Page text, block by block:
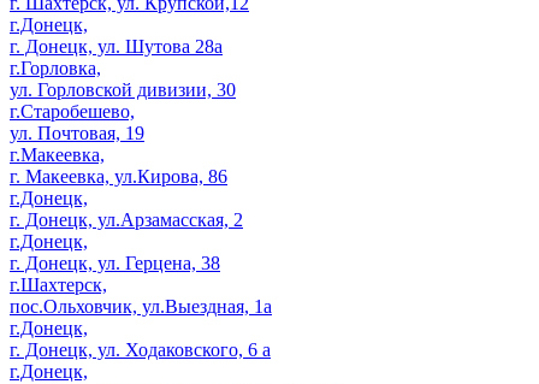
г.Донецк,
г. Донецк, ул. Шутова 28а
г.Горловка,
ул. Горловской дивизии, 30
г.Старобешево,
ул. Почтовая, 19
г.Макеевка,
г. Макеевка, ул.Кирова, 86
г.Донецк,
г. Донецк, ул.Арзамасская, 2
г.Донецк,
г. Донецк, ул. Герцена, 38
г.Шахтерск,
пос.Ольховчик, ул.Выездная, 1а
г.Донецк,
г. Донецк, ул. Ходаковского, 6 а
г.Донецк,